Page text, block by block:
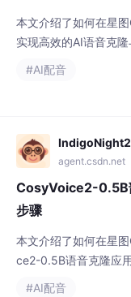
本文介绍了如何在星
实现高效的AI语音克
速搭建语音生成环境
#AI配音
agent.csdn.net
CosyVoice2-0.5B
步骤
本文介绍了如何在星
ce2-0.5B语音克隆应
流程，用户可快速搭
#AI配音